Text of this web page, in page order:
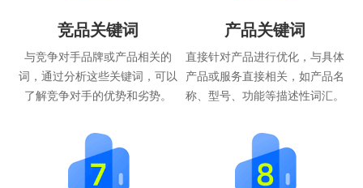
竞品关键词
与竞争对手品牌或产品相关的
词，通过分析这些关键词，可以
了解竞争对手的优势和劣势。
产品关键词
直接针对产品进行优化，与具体
产品或服务直接相关，如产品名
称、型号、功能等描述性词汇。